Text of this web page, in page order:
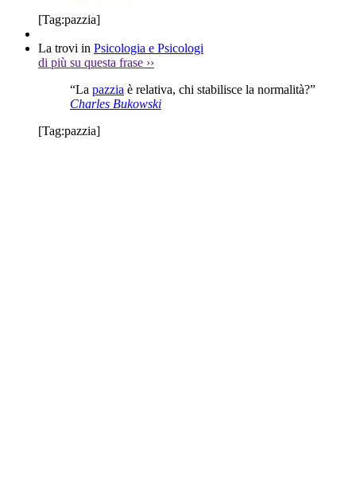
[Tag:pazzia]
La trovi in Psicologia e Psicologi
di più su questa frase ››
“La pazzia è relativa, chi stabilisce la normalità?”
Charles Bukowski
[Tag:pazzia]